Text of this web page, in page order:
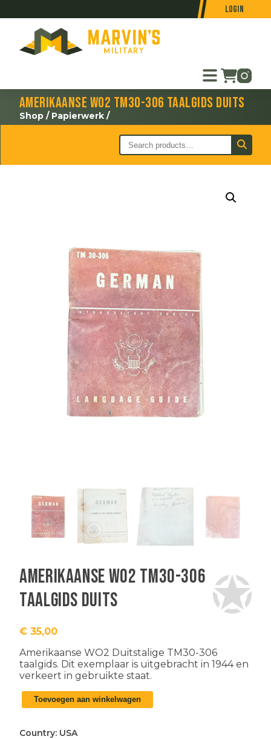
Login
Amerikaanse WO2 TM30-306 taalgids Duits
Shop / Papierwerk /
Amerikaanse WO2 TM30-306
taalgids Duits
€ 35,00
Amerikaanse WO2 Duitstalige TM30-306
taalgids. Dit exemplaar is uitgebracht in 1944 en
verkeert in gebruikte staat.
Amerikaanse
WO2
306
Toevoegen aan winkelwagen
Country: USA